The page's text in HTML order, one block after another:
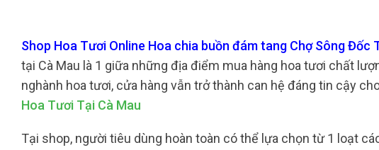
Shop Hoa Tươi Online Hoa chia buồn đám tang Chợ Sông Đốc
tại Cà Mau là 1 giữa những địa điểm mua hàng hoa tươi chất
nghành hoa tươi, cửa hàng vẫn trở thành can hệ đáng tin cậy
Hoa Tươi Tại Cà Mau
Tại shop, người tiêu dùng hoàn toàn có thể lựa chọn từ 1 loạt